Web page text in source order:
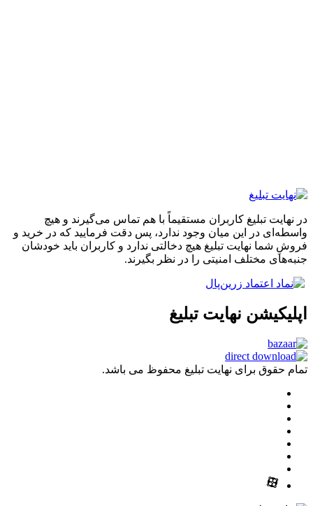
در نهایت تبلیغ کاربران مستقیماً با هم تماس می‌گیرند و هیچ
واسطه‌ای در این میان وجود ندارد، پس دقت فرمایید که در خرید و
فروشِ شما نهایت تبلیغ هیچ دخالتی ندارد و کاربران باید خودشان
جنبه‌های مختلف امنیتی را در نظر بگیرند.
اپلیکیشن نهایت تبلیغ
تمام حقوق برای نهایت تبلیغ محفوظ می باشد.